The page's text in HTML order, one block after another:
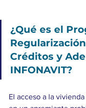
¿Qué es el
Créditos y
INFONAVIT?
El acceso a la